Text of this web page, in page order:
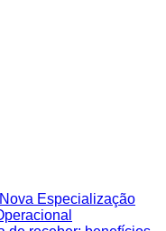
Especialização